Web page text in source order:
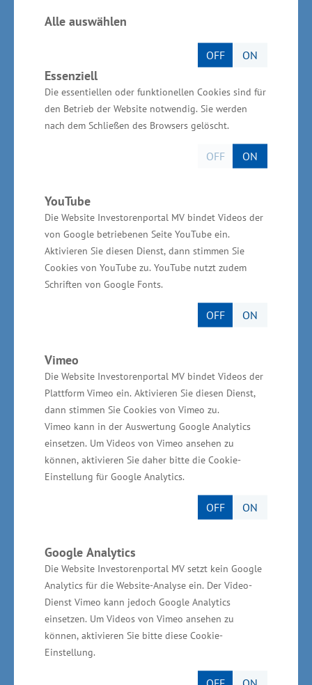
Alle auswählen
OFF ON
Essenziell
Die essentiellen oder funktionellen Cookies sind für
den Betrieb der Website notwendig. Sie werden
nach dem Schließen des Browsers gelöscht.
OFF ON
YouTube
Die Website Investorenportal MV bindet Videos der
von Google betriebenen Seite YouTube ein.
Aktivieren Sie diesen Dienst, dann stimmen Sie
Cookies von YouTube zu. YouTube nutzt zudem
Schriften von Google Fonts.
OFF ON
Vimeo
Die Website Investorenportal MV bindet Videos der
Plattform Vimeo ein. Aktivieren Sie diesen Dienst,
dann stimmen Sie Cookies von Vimeo zu.
Vimeo kann in der Auswertung Google Analytics
einsetzen. Um Videos von Vimeo ansehen zu
können, aktivieren Sie daher bitte die Cookie-
Einstellung für Google Analytics.
OFF ON
Google Analytics
Die Website Investorenportal MV setzt kein Google
Analytics für die Website-Analyse ein. Der Video-
Dienst Vimeo kann jedoch Google Analytics
einsetzen. Um Videos von Vimeo ansehen zu
können, aktivieren Sie bitte diese Cookie-
Einstellung.
über 37 Sitzplätze, 39 Stehplätze, zwei
über eine innovative Klimaanlage mit
Wärmepumpe und wichtige Sicherheitstechnik.
Das betrifft beispielsweise Wasserstoff-Leck-
und Crash-Sensoren, die im Falle eines Unfalls
den Wasserstoffstrom unterbrechen sowie
Abbiegeassistenten für einen sicheren
verkehren darüber hinaus vibrations- und
geräuscharm. Zu erkennen ist der nun erste in
Betrieb genommene Wasserstoff-Bus auch
schon von weitem an seinem blauen
„Wasserdesign“, auf dem auch für die
umweltfreundliche Antriebswende und den
Wasserstoff-Standort Vorpommern-Rügen
Der Caetano H2.City Gold schafft mit einer
einzigen Betankung über 400 Kilometer bei
einem Verbrauch von 6-7 kg Wasserstoff auf
100 Kilometer. Betankt werden die Fahrzeuge
vorerst mit regional produziertem grünem
Wasserstoff an der Tankstelle von H2APEX in
Rostock-Laage. Grüner Wasserstoff wird durch
Strom wie Wind- oder Solarenergie hergestellt.
Er ist umweltfreundlich, weil bei der Produktion
und im Fahrbetrieb kein klimaschädliches CO₂
freigesetzt wird. Ein Tankvorgang dauert ca.
zehn Minuten. Künftig werden auch alternative
Betankungskonzepte erprobt, um die
notwendigen Rückkopplungen für den